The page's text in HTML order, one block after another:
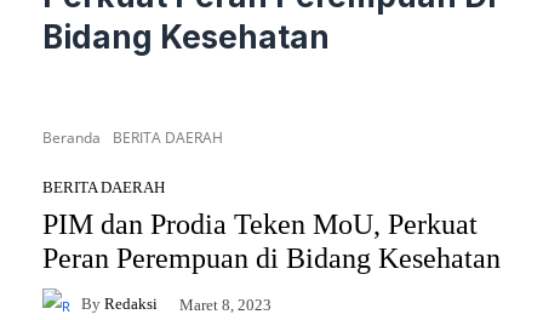
Bidang Kesehatan
Beranda BERITA DAERAH
BERITA DAERAH
PIM dan Prodia Teken MoU, Perkuat
Peran Perempuan di Bidang Kesehatan
By Redaksi Maret 8, 2023